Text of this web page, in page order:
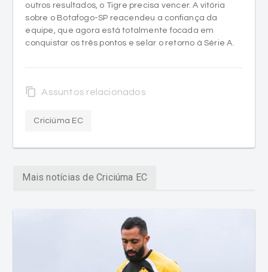
outros resultados, o Tigre precisa vencer. A vitória
sobre o Botafogo-SP reacendeu a confiança da
equipe, que agora está totalmente focada em
conquistar os três pontos e selar o retorno à Série A.
content_copy Assuntos relacionados
Criciúma EC
Mais notícias de Criciúma EC